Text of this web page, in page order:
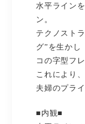
水平ライン
ン。
テクノスト
グ”を生かし
コの字型フ
これにより
夫婦のプラ
■内観■